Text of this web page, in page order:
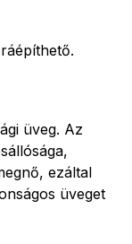
üveg. Az
ezáltal
üveget